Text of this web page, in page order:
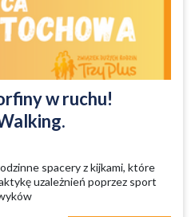
w ruchu!
spacery z kijkami, które
uzależnień poprzez sport